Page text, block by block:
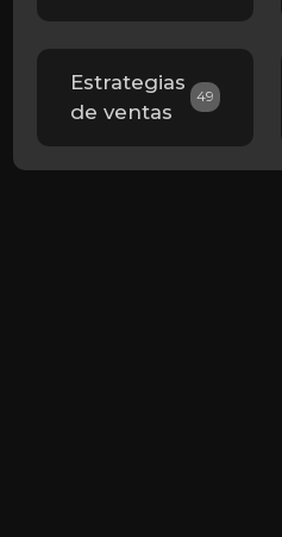
Estrategias
de ventas
49